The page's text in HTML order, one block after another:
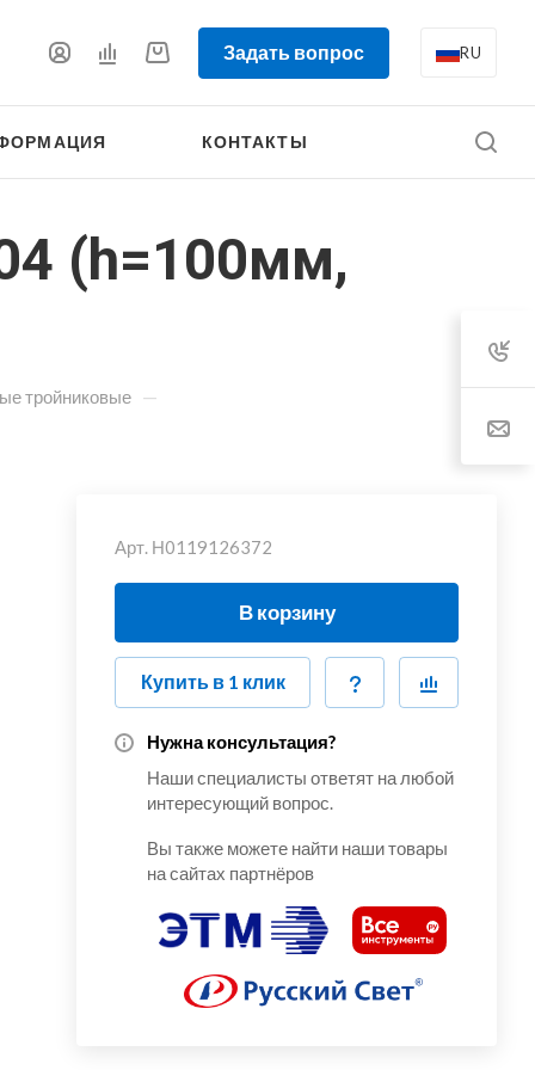
Задать вопрос RU
КОНТАКТЫ
(h=100мм,
тройниковые —
Арт. Н0119126372
В корзину
Купить в 1 клик
Нужна консультация?
Наши специалисты ответят на любой
интересующий вопрос.
Вы также можете найти наши товары
на сайтах партнёров